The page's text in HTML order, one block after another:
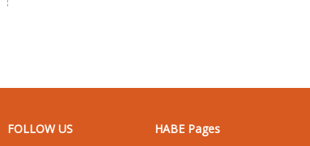
FOLLOW US HABE Pages